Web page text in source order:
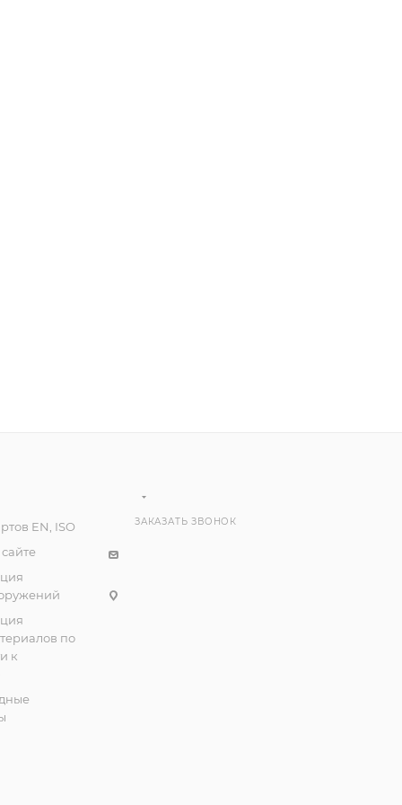
EN, ISO
по
к
ЗАКАЗАТЬ ЗВОНОК